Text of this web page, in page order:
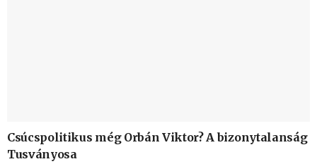
Csúcspolitikus még Orbán Viktor? A bizonytalanság
Tusványosa